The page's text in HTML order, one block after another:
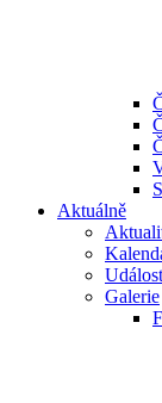
Aktuálně
Galerie